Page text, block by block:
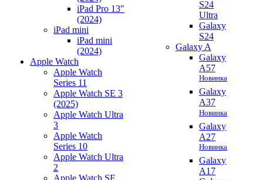
iPad Pro 13"
(2024)
iPad mini
iPad mini
(2024)
Apple Watch
Apple Watch
Series 11
Apple Watch SE 3
(2025)
Apple Watch Ultra
3
Apple Watch
Series 10
Apple Watch Ultra
2
Apple Watch SE
S24
Ultra
Galaxy
S24
Galaxy A
Galaxy
A57
Новинка
Galaxy
A37
Новинка
Galaxy
A27
Новинка
Galaxy
A17